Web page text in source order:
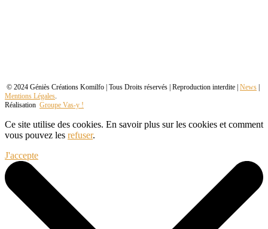
© 2024 Géniès Créations Komilfo | Tous Droits réservés | Reproduction interdite | News |
Mentions Légales
Réalisation Groupe Vas-y !
Ce site utilise des cookies. En savoir plus sur les cookies et comment
vous pouvez les refuser.
J'accepte